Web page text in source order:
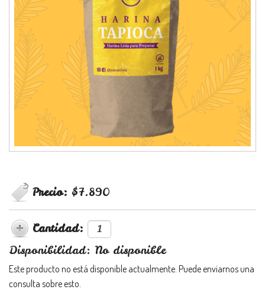
Precio: $7.890
Cantidad:
Disponibilidad: No disponible
Este producto no está disponible actualmente. Puede enviarnos una
consulta sobre esto.